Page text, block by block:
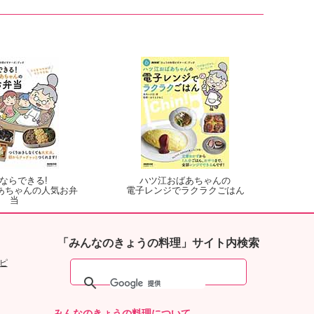
らできる!
ちゃんの人気お弁
当
ハツ江おばあちゃんの
電子レンジでラクラクごはん
「みんなのきょうの料理」サイト内検索